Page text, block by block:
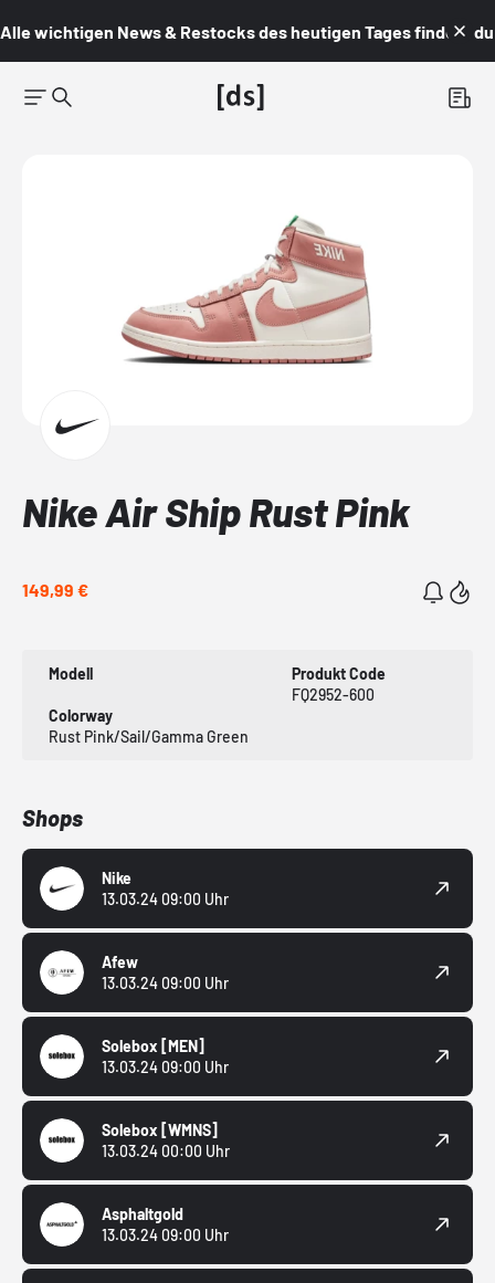
Alle wichtigen News & Restocks des heutigen Tages findest du
Nike Air Ship Rust Pink
149,99 €
Modell
Produkt Code
FQ2952-600
Colorway
Rust Pink/Sail/Gamma Green
Shops
Nike
13.03.24 09:00 Uhr
Afew
13.03.24 09:00 Uhr
Solebox [MEN]
13.03.24 09:00 Uhr
Solebox [WMNS]
13.03.24 00:00 Uhr
Asphaltgold
13.03.24 09:00 Uhr